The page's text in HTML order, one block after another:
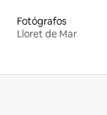
Fotógrafos
Lloret de Mar